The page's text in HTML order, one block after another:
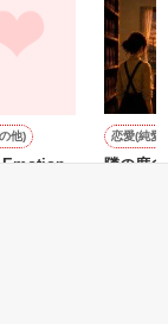
た♥
他) 恋愛(純愛)
隣の席